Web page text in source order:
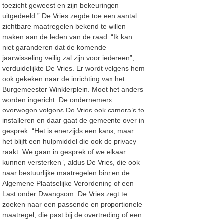
toezicht geweest en zijn bekeuringen
uitgedeeld.” De Vries zegde toe een aantal
zichtbare maatregelen bekend te willen
maken aan de leden van de raad. “Ik kan
niet garanderen dat de komende
jaarwisseling veilig zal zijn voor iedereen”,
verduidelijkte De Vries. Er wordt volgens hem
ook gekeken naar de inrichting van het
Burgemeester Winklerplein. Moet het anders
worden ingericht. De ondernemers
overwegen volgens De Vries ook camera’s te
installeren en daar gaat de gemeente over in
gesprek. “Het is enerzijds een kans, maar
het blijft een hulpmiddel die ook de privacy
raakt. We gaan in gesprek of we elkaar
kunnen versterken”, aldus De Vries, die ook
naar bestuurlijke maatregelen binnen de
Algemene Plaatselijke Verordening of een
Last onder Dwangsom. De Vries zegt te
zoeken naar een passende en proportionele
maatregel, die past bij de overtreding of een